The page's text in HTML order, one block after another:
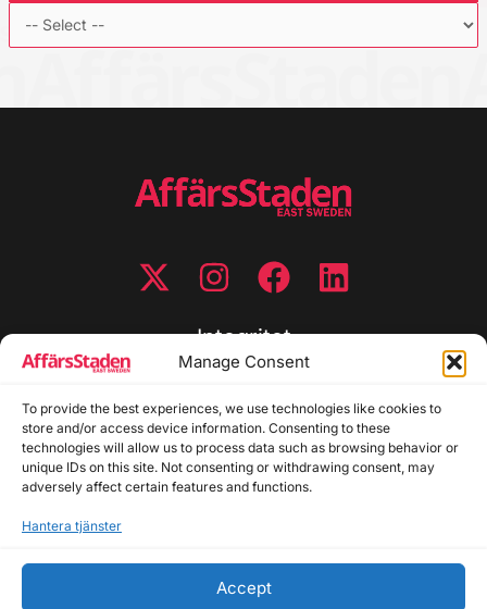
Manage Consent
To provide the best experiences, we use technologies like cookies to
store and/or access device information. Consenting to these
technologies will allow us to process data such as browsing behavior or
unique IDs on this site. Not consenting or withdrawing consent, may
adversely affect certain features and functions.
Hantera tjänster
Accept
Integritet
Cookiepolicy
Disclaimer
Redaktionell policy
Utgivarinformation
Allmänna frågor: info@affarsstaden.se | Tipsa